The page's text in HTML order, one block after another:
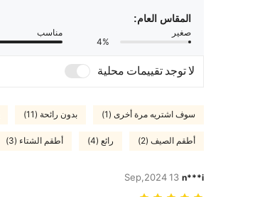
المقاس العام:
صغير
4%
مناسب
لا توجد تقييمات محلية
سوف اشتريه مرة أخرى (1) بدون رائحة (11)
أطقم الصيف (2) رائع (4) أطقم الشتاء (3)
n***i
13 Sep,2024